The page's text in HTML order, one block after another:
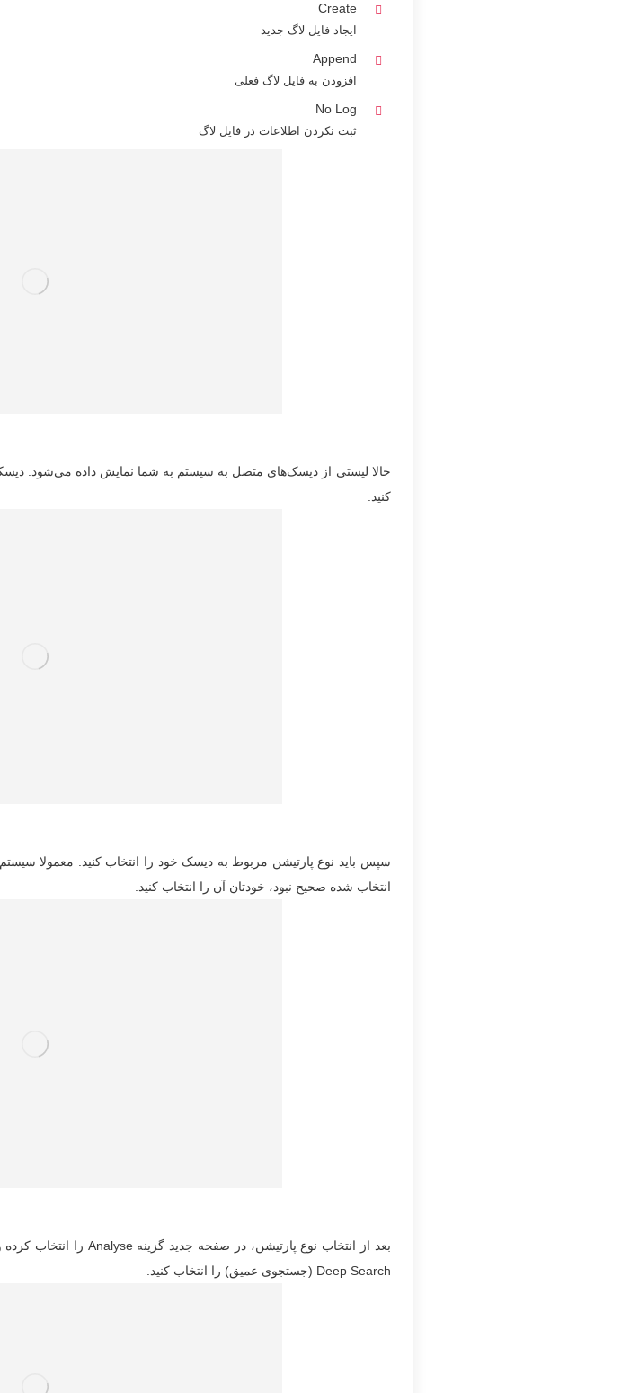
Create
ایجاد فایل لاگ جدید
Append
افزودن به فایل لاگ فعلی
No Log
ثبت نکردن اطلاعات در فایل لاگ
حالا لیستی از دیسک‌های متصل به سیستم به شما نمایش داده می‌شود.
کنید.
سپس باید نوع پارتیشن مربوط به دیسک خود را انتخاب کنید. معمولا
انتخاب شده صحیح نبود، خودتان آن را انتخاب کنید.
Deep Search (جستجوی عمیق) را انتخاب کنید.